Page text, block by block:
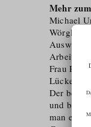
Mehr
Michael
Wörgl
Ausweg
Frau
Der
und
man es